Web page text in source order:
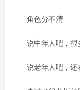
角色分不清
说中年人吧，很
说老年人吧，还